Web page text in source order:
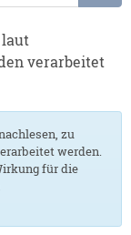
verarbeitet
zu
werden.
für die